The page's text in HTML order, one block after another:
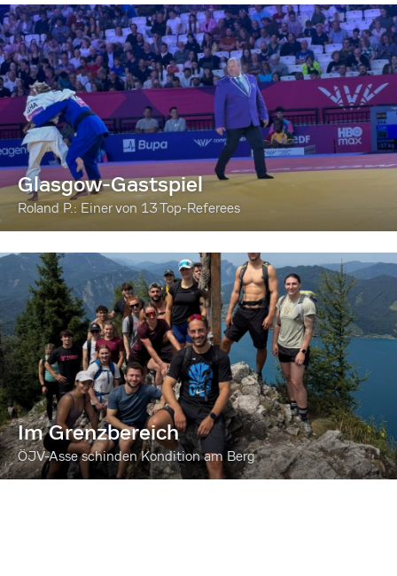
Glasgow-Gastspiel
Roland P.: Einer von 13 Top-Referees
Im Grenzbereich
ÖJV-Asse schinden Kondition am Berg